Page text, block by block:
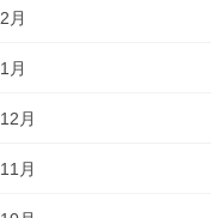
月
月
月
月